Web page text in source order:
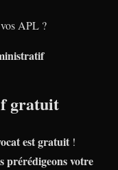
APL ?
gratuit
est gratuit !
prérédigeons votre